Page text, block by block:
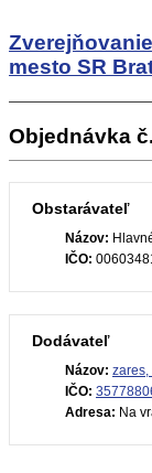
mesto SR
Objednávka
Obstarávateľ
Názov:
IČO:
Dodávateľ
Názov: zares,
IČO:
Adresa: Na